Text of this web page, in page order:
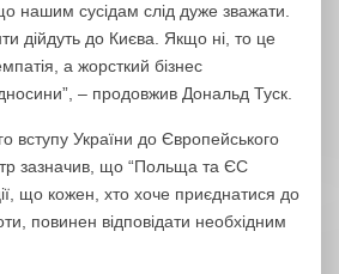
нашим сусідам слід дуже зважати.
дійдуть до Києва. Якщо ні, то це
а жорсткий бізнес
– продовжив Дональд Туск.
вступу України до Європейського
зазначив, що “Польща та ЄС
що кожен, хто хоче приєднатися до
повинен відповідати необхідним